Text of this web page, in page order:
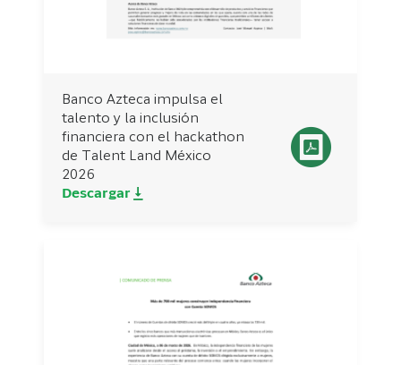
Banco Azteca impulsa el
talento y la inclusión
financiera con el hackathon
de Talent Land México
2026
Descargar